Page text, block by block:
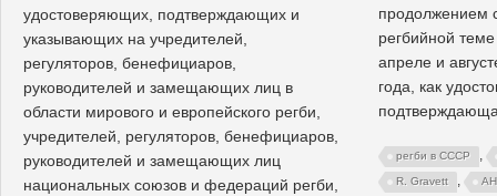
удостоверяющих, подтверждающих и
указывающих на учредителей,
регуляторов, бенефициаров,
руководителей и замещающих лиц в
области мирового и европейского регби,
учредителей, регуляторов, бенефициаров,
руководителей и замещающих лиц
национальных союзов и федераций регби,
продолжением
регбийной
апреле и
года, как
регби в СССР ,
R. Gravett ,